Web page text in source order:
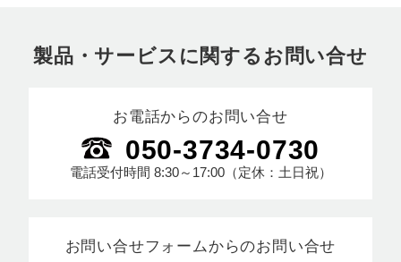
製品・サービスに関するお問い合せ
お電話からのお問い合せ
050-3734-0730
電話受付時間 8:30～17:00（定休：土日祝）
お問い合せフォームからのお問い合せ